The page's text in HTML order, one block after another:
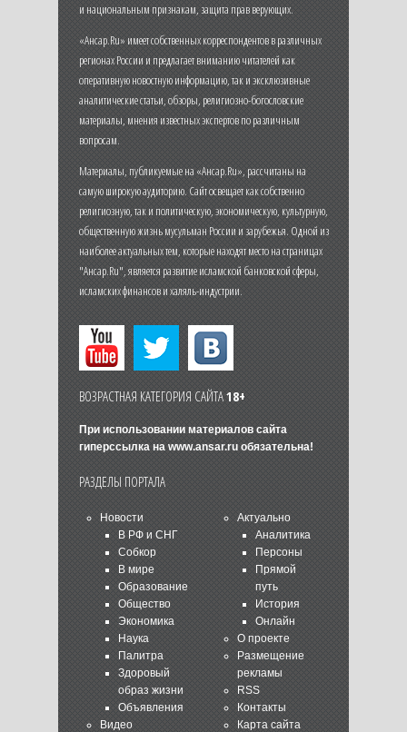
и национальным признакам, защита прав верующих.
«Ансар.Ru» имеет собственных корреспондентов в различных
регионах России и предлагает вниманию читателей как
оперативную новостную информацию, так и эксклюзивные
аналитические статьи, обзоры, религиозно-богословские
материалы, мнения известных экспертов по различным
вопросам.
Материалы, публикуемые на «Ансар.Ru», рассчитаны на
самую широкую аудиторию. Сайт освещает как собственно
религиозную, так и политическую, экономическую, культурную,
общественную жизнь мусульман России и зарубежья. Одной из
наиболее актуальных тем, которые находят место на страницах
"Ансар.Ru", является развитие исламской банковской сферы,
исламских финансов и халяль-индустрии.
ВОЗРАСТНАЯ КАТЕГОРИЯ САЙТА18+
При использовании материалов сайта
гиперссылка на www.ansar.ruобязательна!
РАЗДЕЛЫ ПОРТАЛА
Новости
В РФ и СНГ
Собкор
В мире
Образование
Общество
Экономика
Наука
Палитра
Здоровый
образ жизни
Объявления
Видео
Актуально
Аналитика
Персоны
Прямой
путь
История
Онлайн
О проекте
Размещение
рекламы
RSS
Контакты
Карта сайта